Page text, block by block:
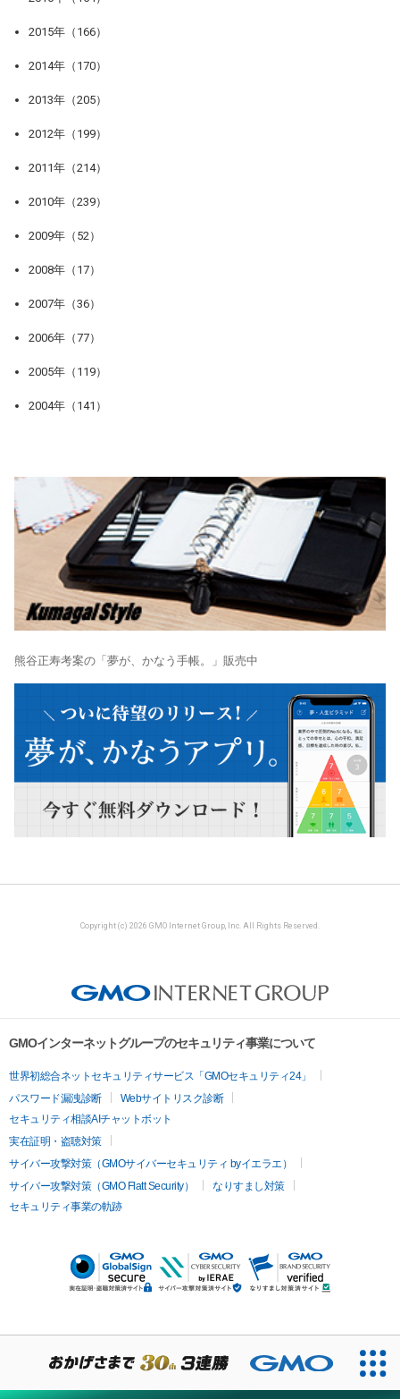
2015年（166）
2014年（170）
2013年（205）
2012年（199）
2011年（214）
2010年（239）
2009年（52）
2008年（17）
2007年（36）
2006年（77）
2005年（119）
2004年（141）
熊谷正寿考案の「夢が、かなう手帳。」販売中
Copyright (c) 2026 GMO Internet Group, Inc. All Rights Reserved.
GMOインターネットグループのセキュリティ事業について
世界初総合ネットセキュリティサービス「GMOセキュリティ24」
パスワード漏洩診断
Webサイトリスク診断
セキュリティ相談AIチャットボット
実在証明・盗聴対策
サイバー攻撃対策（GMOサイバーセキュリティ byイエラエ）
サイバー攻撃対策（GMO Flatt Security）
なりすまし対策
セキュリティ事業の軌跡